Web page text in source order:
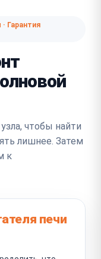
Гарантия
чтобы найти
лишнее. Затем
к
печи